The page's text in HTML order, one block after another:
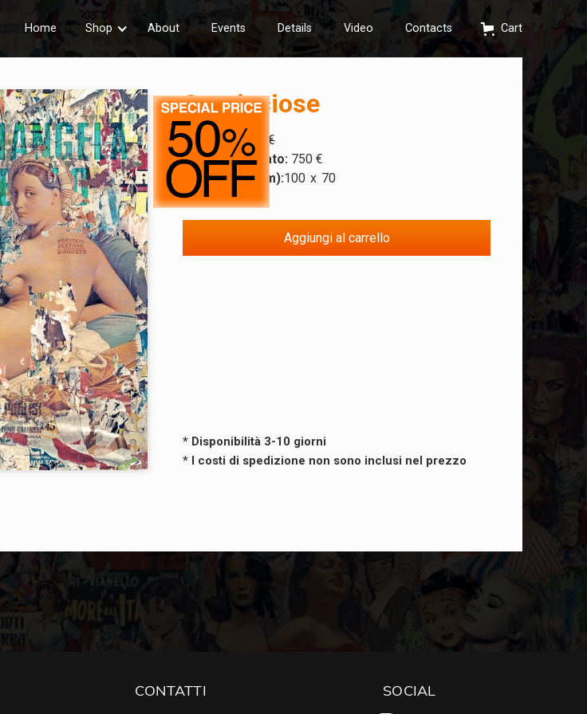
Home Shop About Events Details Video Contacts Cart
Capricciose
Prezzo:1.500 €
Prezzo scontato:750 €
Dimensioni (cm):100 x 70
* Disponibilità 3-10 giorni
* I costi di spedizione non sono inclusi nel prezzo
CONTATTI SOCIAL